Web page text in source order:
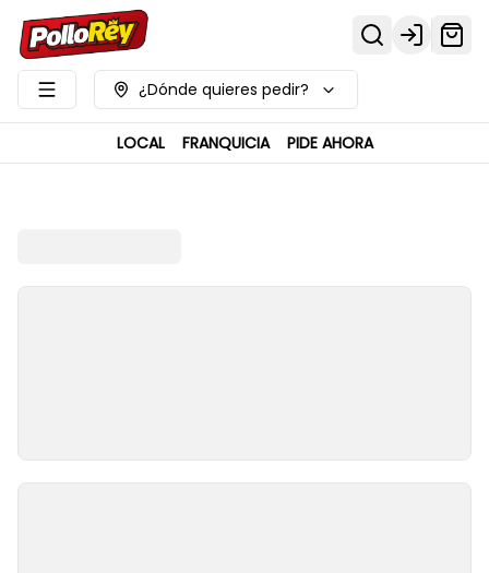
Login
¿Dónde quieres pedir?
LOCAL FRANQUICIA PIDE AHORA